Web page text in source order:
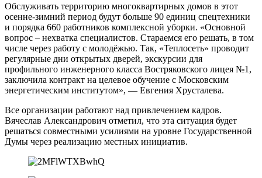
Обслуживать территорию многоквартирных домов в этот
осенне-зимний период будут больше 90 единиц спецтехники
и порядка 660 работников комплексной уборки. «Основной
вопрос – нехватка специалистов. Стараемся его решать, в том
числе через работу с молодёжью. Так, «Теплосеть» проводит
регулярные дни открытых дверей, экскурсии для
профильного инженерного класса Востряковского лицея №1,
заключила контракт на целевое обучение с Московским
энергетическим институтом», — Евгения Хрусталева.
Все организации работают над привлечением кадров.
Вячеслав Александрович отметил, что эта ситуация будет
решаться совместными усилиями на уровне Государственной
Думы через реализацию местных инициатив.